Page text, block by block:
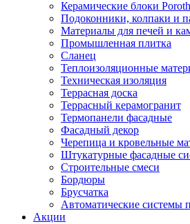
Керамические блоки
Подоконники, колпаки и
Материалы для печей и
Промышленная плитка
Сланец
Теплоизоляционные
Техническая изоляция
Террасная доска
Террасный керамогранит
Термопанели фасадные
Фасадный декор
Черепица и кровельные
Штукатурные фасадные
Строительные смеси
Бордюры
Брусчатка
Автоматические системы
Акции